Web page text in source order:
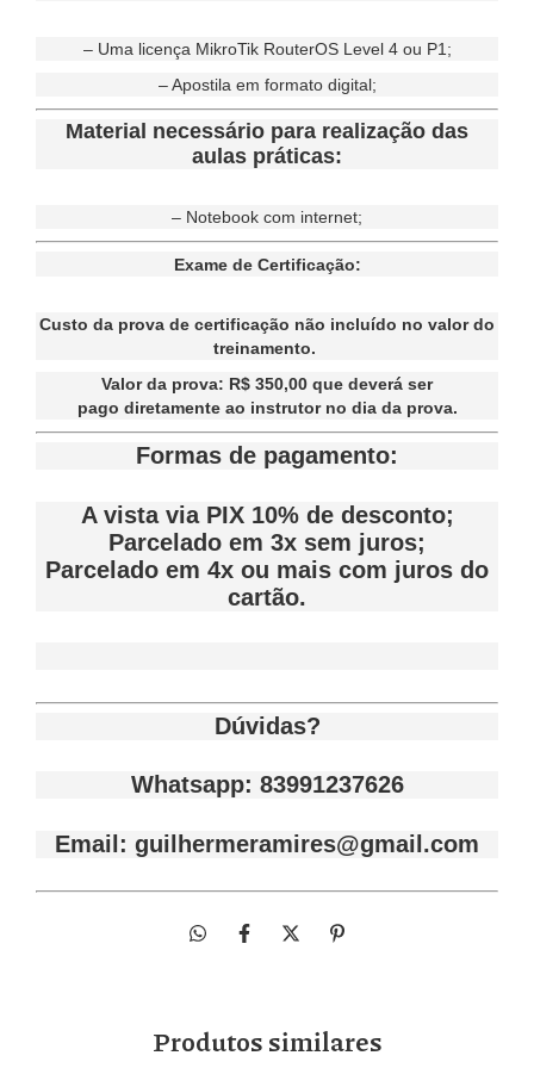
– Uma licença MikroTik RouterOS Level 4 ou P1;
– Apostila em formato digital;
Material necessário para realização das
aulas práticas:
– Notebook com internet;
Exame de Certificação:
Custo da prova de certificação não incluído no valor do
treinamento.
Valor da prova: R$ 350,00 que deverá ser
pago diretamente ao instrutor no dia da prova.
Formas de pagamento:
A vista via PIX 10% de desconto;
Parcelado em 3x sem juros;
Parcelado em 4x ou mais com juros do
cartão.
Dúvidas?
Whatsapp: 83991237626
Email: guilhermeramires@gmail.com
Produtos similares